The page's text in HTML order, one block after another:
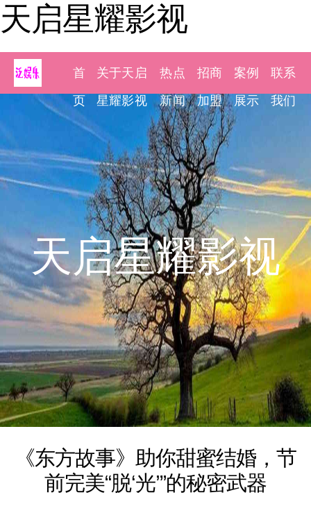
天启星耀影视
首
页
关于天启
星耀影视
热点
新闻
招商
加盟
案例
展示
联系
我们
天启星耀影视
《东方故事》助你甜蜜结婚，节
前完美“脱‘光’”的秘密武器